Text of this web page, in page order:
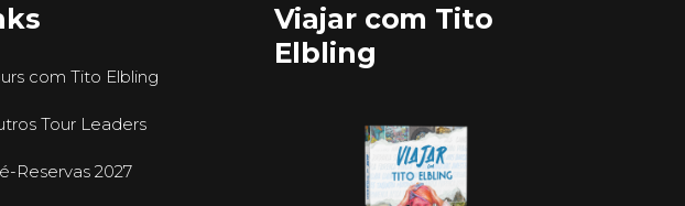
com Tito Elbling
Tour Leaders
Reservas 2027
Viajar com Tito
Elbling